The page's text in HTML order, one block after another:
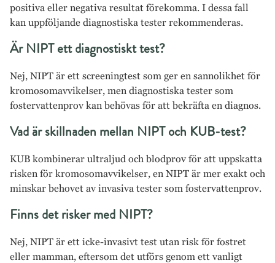
positiva eller negativa resultat förekomma. I dessa fall
kan uppföljande diagnostiska tester rekommenderas.
Är NIPT ett diagnostiskt test?
Nej, NIPT är ett screeningtest som ger en sannolikhet för
kromosomavvikelser, men diagnostiska tester som
fostervattenprov kan behövas för att bekräfta en diagnos.
Vad är skillnaden mellan NIPT och KUB-test?
KUB kombinerar ultraljud och blodprov för att uppskatta
risken för kromosomavvikelser, en NIPT är mer exakt och
minskar behovet av invasiva tester som fostervattenprov.
Finns det risker med NIPT?
Nej, NIPT är ett icke-invasivt test utan risk för fostret
eller mamman, eftersom det utförs genom ett vanligt